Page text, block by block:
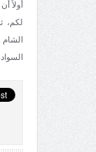
أولاً
لكم،